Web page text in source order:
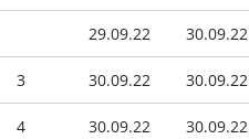
29.09.22 30.09.22
3 30.09.22 30.09.22
4 30.09.22 30.09.22